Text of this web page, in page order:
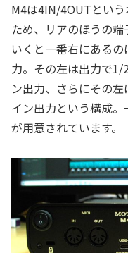
M4は4IN/4OUTとい
ため、リアのほうの
いくと一番右にある
力。その左は出力で
ン出力、さらにその
イン出力という構成
が用意されています。